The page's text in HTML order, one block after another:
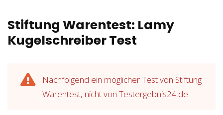
Stiftung Warentest: Lamy
Kugelschreiber Test
Nachfolgend ein möglicher Test von Stiftung
Warentest, nicht von Testergebnis24.de.